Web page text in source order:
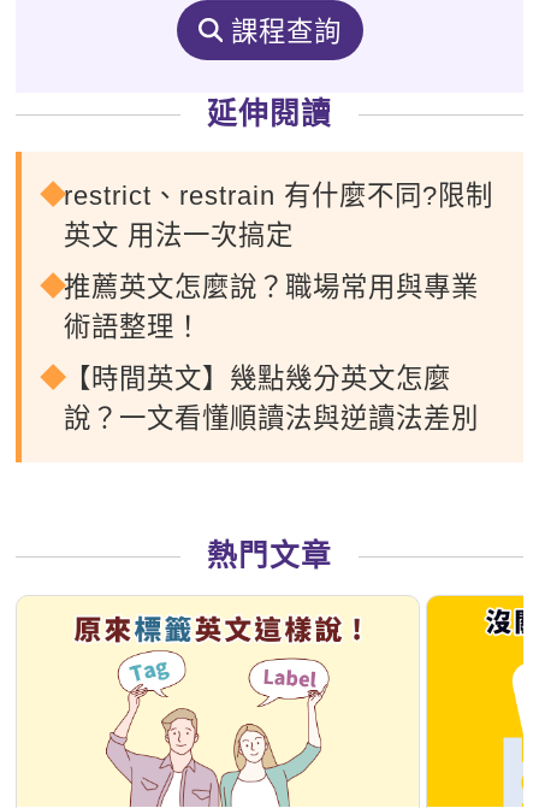
課程查詢
延伸閱讀
restrict、restrain 有什麼不同?限制
英文 用法一次搞定
推薦英文怎麼說？職場常用與專業
術語整理！
【時間英文】幾點幾分英文怎麼
說？一文看懂順讀法與逆讀法差別
熱門文章